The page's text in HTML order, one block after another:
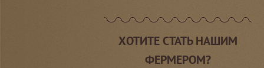
ХОТИТЕ СТАТЬ НАШИМ
ФЕРМЕРОМ?